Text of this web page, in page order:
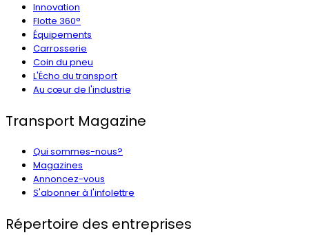
Innovation
Flotte 360°
Équipements
Carrosserie
Coin du pneu
L'Écho du transport
Au cœur de l'industrie
Transport Magazine
Qui sommes-nous?
Magazines
Annoncez-vous
S'abonner à l'infolettre
Répertoire des entreprises